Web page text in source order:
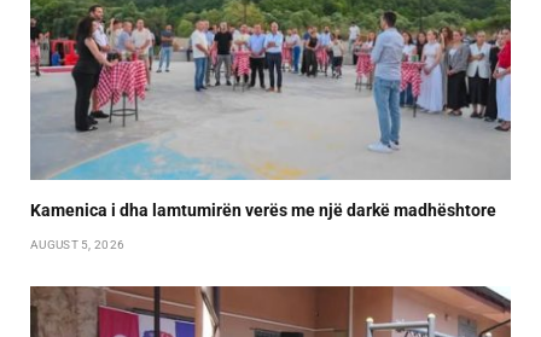
Kamenica i dha lamtumirën verës me një darkë madhështore
AUGUST 5, 2026